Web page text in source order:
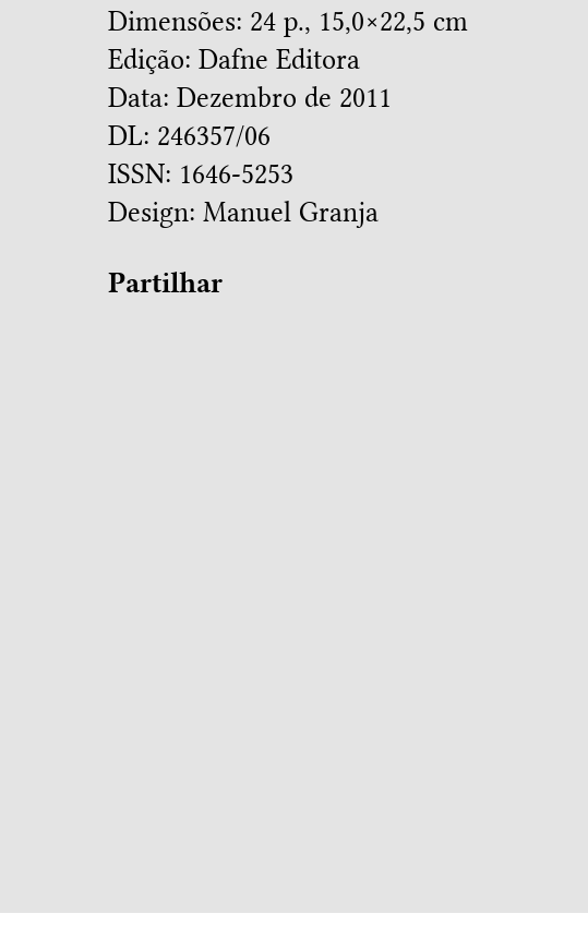
Dimensões: 24 p., 15,0×22,5 cm
Edição: Dafne Editora
Data: Dezembro de 2011
DL: 246357/06
ISSN: 1646-5253
Design: Manuel Granja
Partilhar